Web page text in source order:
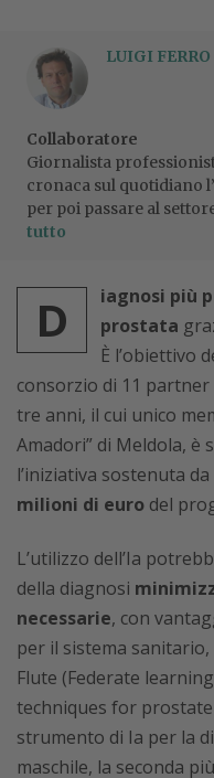
LUIGI FERRO
Collaboratore
Giornalista
cronaca sul quotidiano
per poi passare al
tutto
D iagnosi più
prostata
È l’obiettivo
consorzio di 11
tre anni, il cui unico
Amadori” di Meldola,
l’iniziativa sostenuta
milioni di euro del
L’utilizzo dell’Ia
della diagnosi
necessarie, con
per il sistema
Flute (Federate
techniques for
strumento di Ia per la
maschile, la seconda